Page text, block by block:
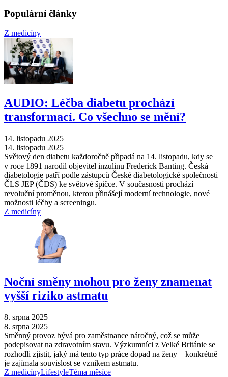
Populární články
Z medicíny
AUDIO: Léčba diabetu prochází
transformací. Co všechno se mění?
14. listopadu 2025
14. listopadu 2025
Světový den diabetu každoročně připadá na 14. listopadu, kdy se
v roce 1891 narodil objevitel inzulinu Frederick Banting. Česká
diabetologie patří podle zástupců České diabetologické společnosti
ČLS JEP (ČDS) ke světové špičce. V současnosti prochází
revoluční proměnou, kterou přinášejí moderní technologie, nové
možnosti léčby a screeningu.
Z medicíny
Noční směny mohou pro ženy znamenat
vyšší riziko astmatu
8. srpna 2025
8. srpna 2025
Směnný provoz bývá pro zaměstnance náročný, což se může
podepisovat na zdravotním stavu. Výzkumníci z Velké Británie se
rozhodli zjistit, jaký má tento typ práce dopad na ženy –⁠ konkrétně
je zajímala souvislost se vznikem astmatu.
Z medicínyLifestyleTéma měsíce